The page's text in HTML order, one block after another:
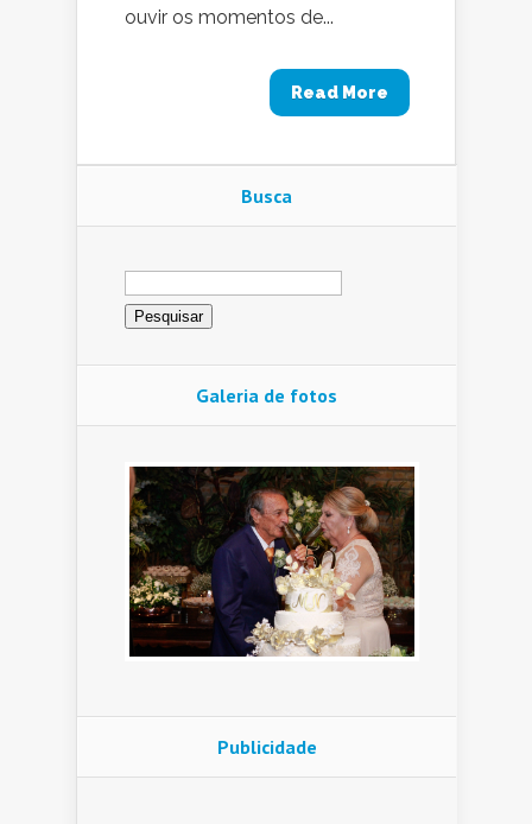
ouvir os momentos de...
Read More
Busca
Pesquisar
por:
Galeria de fotos
Publicidade